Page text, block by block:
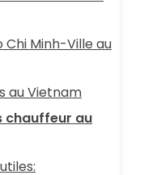
Chi Minh-Ville au
au Vietnam
chauffeur au